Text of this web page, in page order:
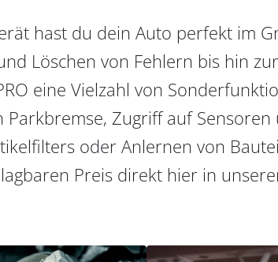
hast du dein Auto perfekt im
Löschen von Fehlern bis hin
eine Vielzahl von
Zugriff auf
oder Anlernen von
Preis direkt hier in